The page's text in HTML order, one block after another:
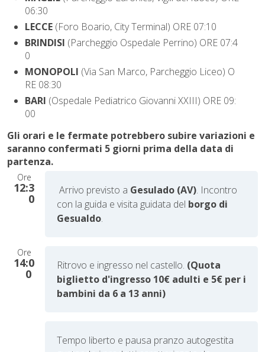
06:30
LECCE (Foro Boario, City Terminal) ORE 07:10
BRINDISI (Parcheggio Ospedale Perrino) ORE 07:4
0
MONOPOLI (Via San Marco, Parcheggio Liceo) O
RE 08:30
BARI (Ospedale Pediatrico Giovanni XXIII) ORE 09:
00
Gli orari e le fermate potrebbero subire variazioni e
saranno confermati 5 giorni prima della data di
partenza.
Ore
12:3
0
Arrivo previsto a Gesulado(AV). Incontro
con la guida e visita guidata del borgo di
Gesualdo.
Ore
14:0
0
Ritrovo e ingresso nel castello. (Quota
biglietto d'ingresso 10€ adulti e 5€ per i
bambini da 6 a 13 anni)
Tempo liberto e pausa pranzo autogestita